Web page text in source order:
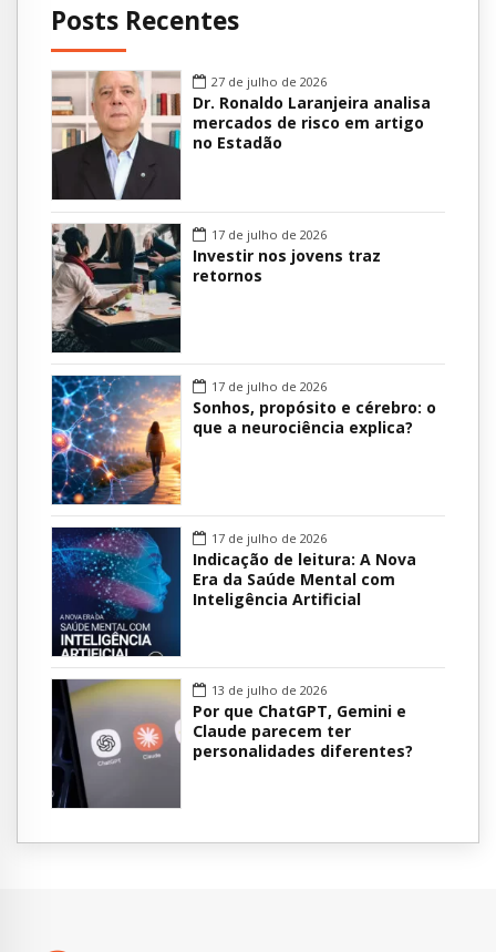
Posts Recentes
27 de julho de 2026
Dr. Ronaldo Laranjeira analisa
mercados de risco em artigo
no Estadão
17 de julho de 2026
Investir nos jovens traz
retornos
17 de julho de 2026
Sonhos, propósito e cérebro: o
que a neurociência explica?
17 de julho de 2026
Indicação de leitura: A Nova
Era da Saúde Mental com
Inteligência Artificial
13 de julho de 2026
Por que ChatGPT, Gemini e
Claude parecem ter
personalidades diferentes?